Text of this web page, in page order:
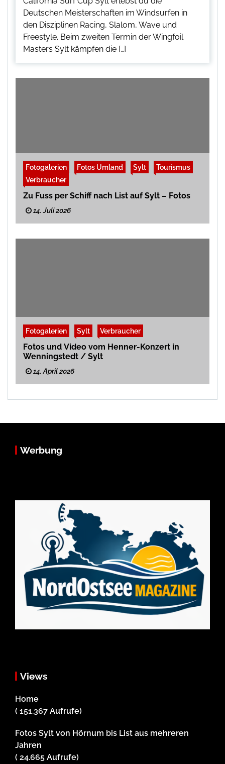
Deutschen Meisterschaften im Windsurfen in
den Disziplinen Racing, Slalom, Wave und
Freestyle. Beim zweiten Termin der Wingfoil
Masters Sylt kämpfen die […]
Fotogalerien Fotos Umland Sylt
Tourismus
Verbraucher
Zu Fuss per Schiff nach List auf Sylt – Fotos
14. Juli 2026
Fotogalerien Sylt Verbraucher
Fotos und Video vom Henner-Konzert in
Wenningstedt / Sylt
14. April 2026
Werbung
Views
Home
( 151.367 Aufrufe)
Fotos Sylt von Hörnum bis List aus mehreren
Jahren
( 24.665 Aufrufe)